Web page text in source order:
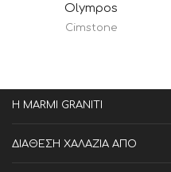
Olympos
Cimstone
Η MARMI GRANITI
ΔΙΑΘΕΣΗ ΧΑΛΑΖΙΑ ΑΠΟ